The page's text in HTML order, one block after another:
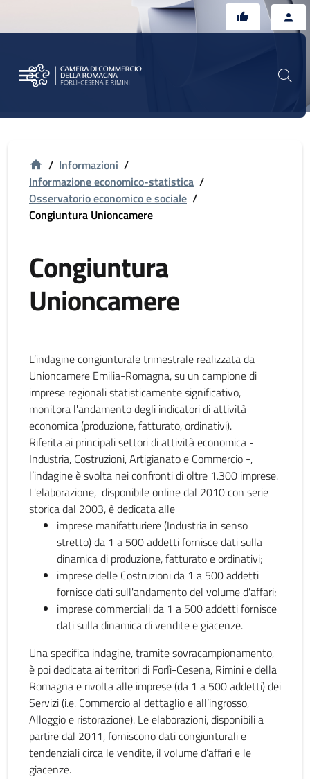
/ Informazioni /
Informazione economico-statistica /
Osservatorio economico e sociale /
Congiuntura Unioncamere
Congiuntura
Unioncamere
L’indagine congiunturale trimestrale realizzata da
Unioncamere Emilia-Romagna, su un campione di
imprese regionali statisticamente significativo,
monitora l'andamento degli indicatori di attività
economica (produzione, fatturato, ordinativi).
Riferita ai principali settori di attività economica -
Industria, Costruzioni, Artigianato e Commercio -,
l’indagine è svolta nei confronti di oltre 1.300 imprese.
L'elaborazione, disponibile online dal 2010 con serie
storica dal 2003, è dedicata alle
imprese manifatturiere (Industria in senso
stretto) da 1 a 500 addetti fornisce dati sulla
dinamica di produzione, fatturato e ordinativi;
imprese delle Costruzioni da 1 a 500 addetti
fornisce dati sull'andamento del volume d'affari;
imprese commerciali da 1 a 500 addetti fornisce
dati sulla dinamica di vendite e giacenze.
Una specifica indagine, tramite sovracampionamento,
è poi dedicata ai territori di Forlì-Cesena, Rimini e della
Romagna e rivolta alle imprese (da 1 a 500 addetti) dei
Servizi (i.e. Commercio al dettaglio e all’ingrosso,
Alloggio e ristorazione). Le elaborazioni, disponibili a
partire dal 2011, forniscono dati congiunturali e
tendenziali circa le vendite, il volume d’affari e le
giacenze.